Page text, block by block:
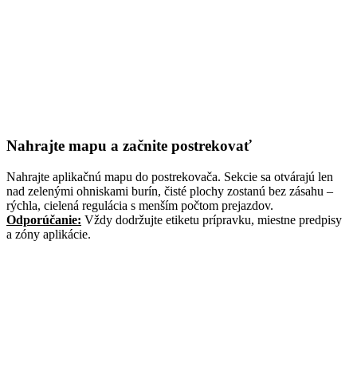
Nahrajte mapu a začnite postrekovať
Nahrajte aplikačnú mapu do postrekovača. Sekcie sa otvárajú len
nad zelenými ohniskami burín, čisté plochy zostanú bez zásahu –
rýchla, cielená regulácia s menším počtom prejazdov.
Odporúčanie: Vždy dodržujte etiketu prípravku, miestne predpisy
a zóny aplikácie.